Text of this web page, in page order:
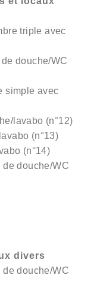
triple avec
douche/WC
simple avec
lavabo (n°12)
(n°13)
(n°14)
douche/WC
divers
douche/WC